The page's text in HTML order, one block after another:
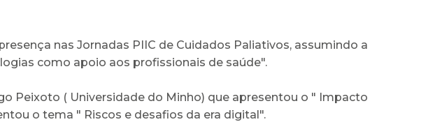
nas Jornadas PIIC de Cuidados Paliativos, assumindo a
como apoio aos profissionais de saúde".
Peixoto ( Universidade do Minho) que apresentou o " Impacto
o tema " Riscos e desafios da era digital".